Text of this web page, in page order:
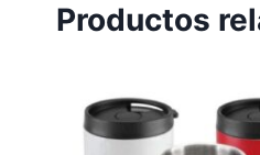
Productos